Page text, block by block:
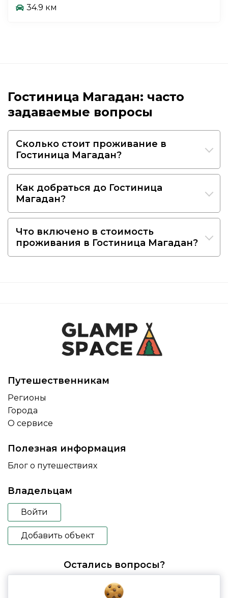
34.9 км
Гостиница Магадан: часто
задаваемые вопросы
Сколько стоит проживание в
Гостиница Магадан?
Как добраться до Гостиница
Магадан?
Что включено в стоимость
проживания в Гостиница Магадан?
Путешественникам
Регионы
Города
О сервисе
Полезная информация
Блог о путешествиях
Владельцам
Войти
Добавить объект
Остались вопросы?